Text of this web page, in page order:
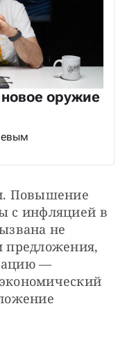
оружие
Повышение
с инфляцией в
не
предложения,
—